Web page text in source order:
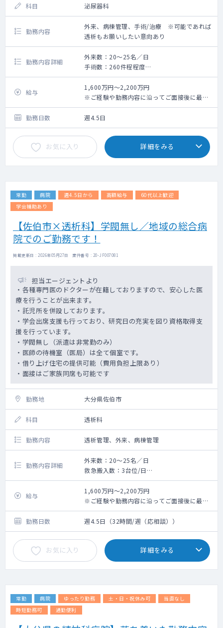
科目 泌尿器科
勤務内容
外来、病棟管理、手術/治療 ※可能であれば
透析もお願いしたい意向あり
勤務内容詳細
外来数：20～25名／日
手術数：260件程程度
・外来、病棟管理、手術/治療のご勤務です。
・可能でしたら透析もご依頼したい意向で
す。
給与
1,600万円～2,200万円
※ご経験や勤務内容に沿ってご面接後に最終
提示
勤務日数
週4.5日
お気に入り 詳細をみる
常勤 病院 週4.5日から 高額給与
60代以上歓迎
学会補助あり
【佐伯市×透析科】学閥無し／地域の総合病
院でのご勤務です！
掲載更新日 : 2026年05月27日 案件番号 : 20-JF007081
担当エージェントより
・各種専門医のドクターが在籍しておりますので、安心した医
療を行うことが出来ます。
・託児所を併設しております。
・学会出席支援も行っており、研究日の充実を図り資格取得支
援を行っています。
・学閥無し（派遣は非常勤のみ）
・医師の待機室（医局）は全て個室です。
・借り上げ住宅の提供可能（費用負担上限あり）
・面接はご家族同席も可能です
勤務地 大分県佐伯市
科目 透析科
勤務内容 透析管理、外来、病棟管理
勤務内容詳細
外来数：20～25名／日
救急搬入数：3台位/日
・透析管理、外来、病棟管理のご勤務です。
・勤務スケジュールや勤務ボリュームは選考
を通して調整となります。
給与
1,600万円～2,200万円
※ご経験や勤務内容に沿ってご面接後に最終
提示
勤務日数
週4.5日（32時間/週（応相談））
お気に入り 詳細をみる
常勤 病院 ゆったり勤務 土・日・祝休み可
当直なし
時短勤務可
通勤便利